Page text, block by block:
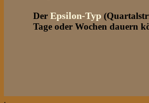
Der Epsilon-Typ
Tage oder Wochen dauern
.